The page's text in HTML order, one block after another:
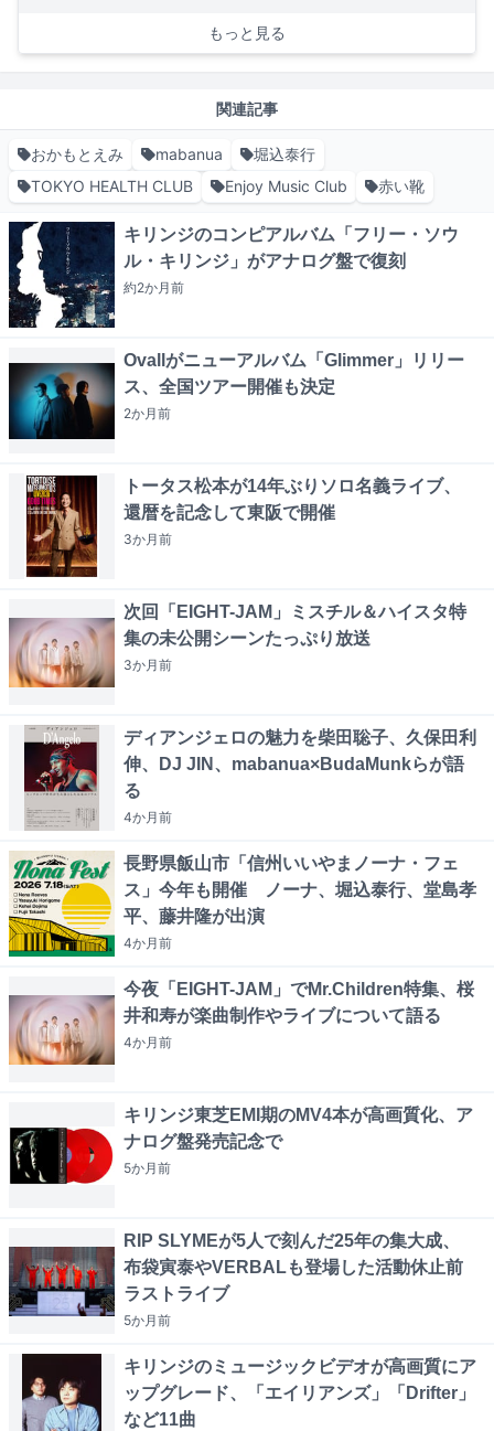
もっと見る
関連記事
おかもとえみ mabanua
堀込泰行
TOKYO HEALTH CLUB
Enjoy Music Club 赤い靴
キリンジのコンピアルバム「フリー・ソウ
ル・キリンジ」がアナログ盤で復刻
約2か月前
Ovallがニューアルバム「Glimmer」リリー
ス、全国ツアー開催も決定
2か月前
トータス松本が14年ぶりソロ名義ライブ、
還暦を記念して東阪で開催
3か月前
次回「EIGHT-JAM」ミスチル＆ハイスタ特
集の未公開シーンたっぷり放送
3か月前
ディアンジェロの魅力を柴田聡子、久保田利
伸、DJ JIN、mabanua×BudaMunkらが語
る
4か月前
長野県飯山市「信州いいやまノーナ・フェ
ス」今年も開催 ノーナ、堀込泰行、堂島孝
平、藤井隆が出演
4か月前
今夜「EIGHT-JAM」でMr.Children特集、桜
井和寿が楽曲制作やライブについて語る
4か月前
キリンジ東芝EMI期のMV4本が高画質化、ア
ナログ盤発売記念で
5か月前
RIP SLYMEが5人で刻んだ25年の集大成、
布袋寅泰やVERBALも登場した活動休止前
ラストライブ
5か月前
キリンジのミュージックビデオが高画質にア
ップグレード、「エイリアンズ」「Drifter」
など11曲